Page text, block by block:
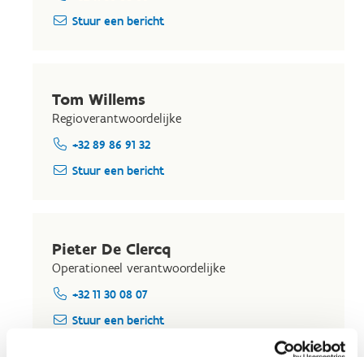
Stuur een bericht
Tom Willems
Regioverantwoordelijke
+32 89 86 91 32
Stuur een bericht
Pieter De Clercq
Operationeel verantwoordelijke
+32 11 30 08 07
Stuur een bericht